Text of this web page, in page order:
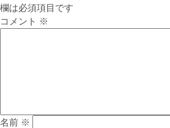
欄は必須項目です
コメント ※
名前 ※